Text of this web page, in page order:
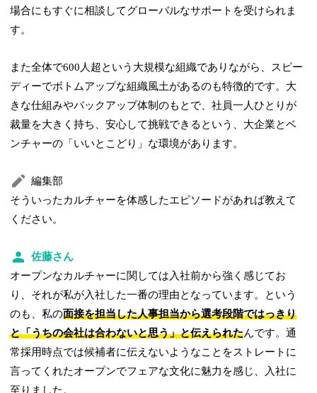
場合にもすぐに相談してグローバルなサポートを受けられま
す。
また全体で600人超という大規模な組織でありながら、スピー
ディーでボトムアップな組織風土があるのも特徴的です。大
きな仕組みやバックアップ体制のもとで、社員一人ひとりが
裁量を大きく持ち、安心して挑戦できるという、大企業とベ
ンチャーの「いいとこどり」な環境があります。
編集部
そういったカルチャーを体感したエピソードがあれば教えて
ください。
佐藤さん
オープンなカルチャーに関しては入社前から強く感じてお
り、それが私が入社した一番の理由となっています。という
のも、私の面接を担当した人事担当から選考段階ではっきり
と「うちの会社は合わないと思う」と伝えられたんです。通
常採用時点では候補者に伝えないようなことをストレートに
言ってくれたオープンでフェアな文化に魅力を感じ、入社に
至りました。